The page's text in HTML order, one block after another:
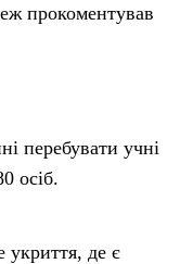
прокоментував
перебувати учні
осіб.
укриття, де є